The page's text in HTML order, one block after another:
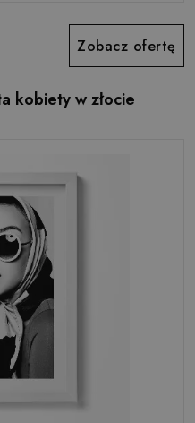
Zobacz ofertę
kobiety w złocie